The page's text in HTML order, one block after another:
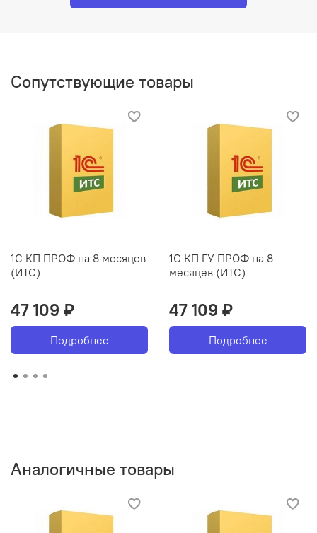
Сопутствующие товары
1С КП ПРОФ на 8 месяцев
(ИТС)
47 109 ₽
Подробнее
1С КП ГУ ПРОФ на 8
месяцев (ИТС)
47 109 ₽
Подробнее
Аналогичные товары